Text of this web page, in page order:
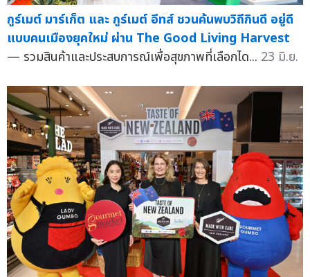
กูร์เมต์ มาร์เก็ต และ กูร์เมต์ อีทส์ ชวนค้นพบวิถีกินดี อยู่ดี
แบบคนเมืองยุคใหม่ ผ่าน The Good Living Harvest
— รวมสินค้าและประสบการณ์เพื่อสุขภาพที่เลือกได... 23 มิ.ย.